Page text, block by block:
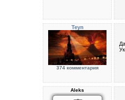
Teyn
374 комментария
Aleks